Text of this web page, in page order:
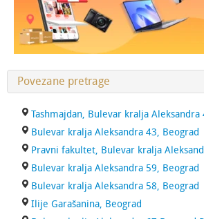
Povezane pretrage
Tashmajdan, Bulevar kralja Aleksandra
Bulevar kralja Aleksandra 43, Beograd
Pravni fakultet, Bulevar kralja
Bulevar kralja Aleksandra 59, Beograd
Bulevar kralja Aleksandra 58, Beograd
Ilije Garašanina, Beograd